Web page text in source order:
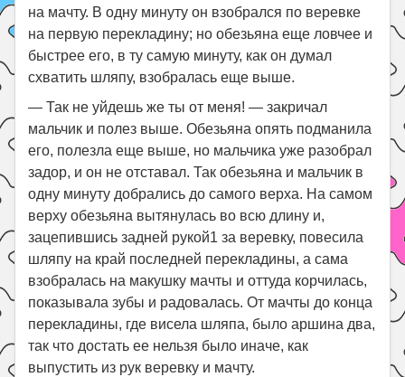
на мачту. В одну минуту он взобрался по веревке
на первую перекладину; но обезьяна еще ловчее и
быстрее его, в ту самую минуту, как он думал
схватить шляпу, взобралась еще выше.
— Так не уйдешь же ты от меня! — закричал
мальчик и полез выше. Обезьяна опять подманила
его, полезла еще выше, но мальчика уже разобрал
задор, и он не отставал. Так обезьяна и мальчик в
одну минуту добрались до самого верха. На самом
верху обезьяна вытянулась во всю длину и,
зацепившись задней рукой1 за веревку, повесила
шляпу на край последней перекладины, а сама
взобралась на макушку мачты и оттуда корчилась,
показывала зубы и радовалась. От мачты до конца
перекладины, где висела шляпа, было аршина два,
так что достать ее нельзя было иначе, как
выпустить из рук веревку и мачту.